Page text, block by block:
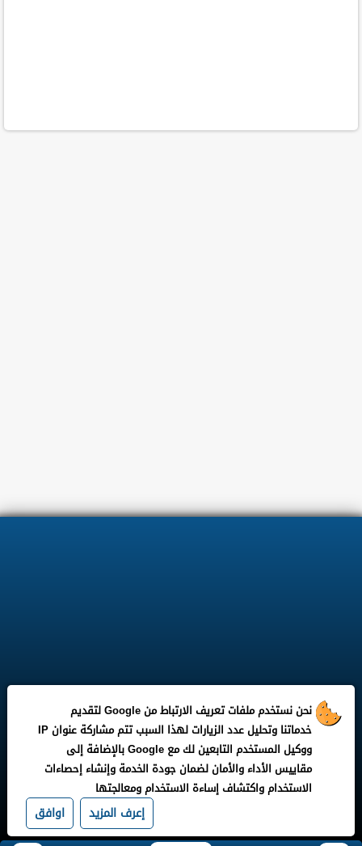
بوابة مدونة وظيفتى
نحن نستخدم ملفات تعريف الارتباط من Google لتقديم
خدماتنا وتحليل عدد الزيارات لهذا السبب تتم مشاركة عنوان IP
ووكيل المستخدم التابعين لك مع Google بالإضافة إلى
مقاييس الأداء والأمان لضمان جودة الخدمة وإنشاء إحصاءات
الاستخدام واكتشاف إساءة الاستخدام ومعالجتها
إعرف المزيد اوافق